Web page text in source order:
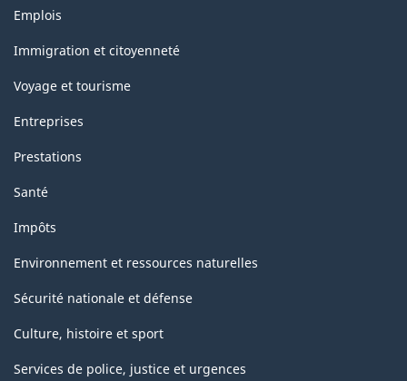
Thèmes
sujets
Emplois
Immigration et citoyenneté
Voyage et tourisme
Entreprises
Prestations
Santé
Impôts
Environnement et ressources naturelles
Sécurité nationale et défense
Culture, histoire et sport
Services de police, justice et urgences